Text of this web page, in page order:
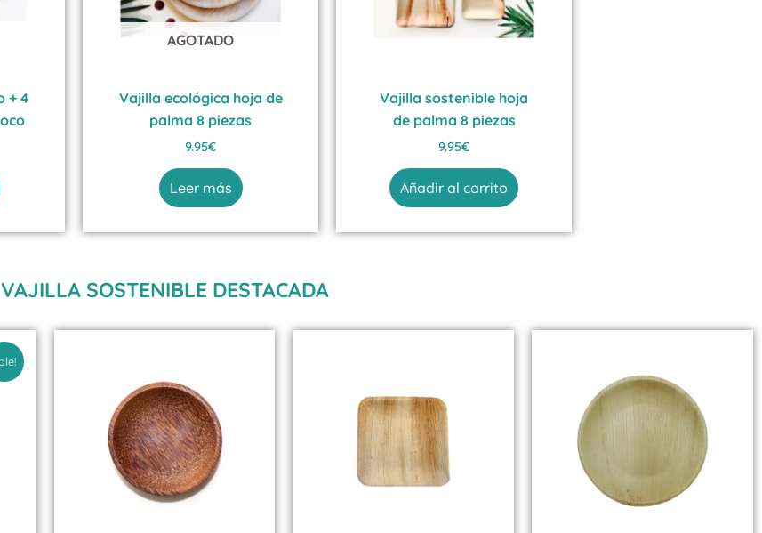
+ 4
AGOTADO
Vajilla ecológica hoja de
palma 8 piezas
9.95€
Leer más
Vajilla sostenible hoja
de palma 8 piezas
9.95€
Añadir al carrito
VAJILLA SOSTENIBLE DESTACADA